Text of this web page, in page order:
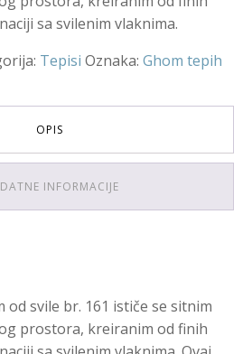
sa svilenim vlaknima.
Tepisi Oznaka: Ghom tepih
OPIS
INFORMACIJE
od svile br. 161 ističe se sitnim
prostora, kreiranim od finih